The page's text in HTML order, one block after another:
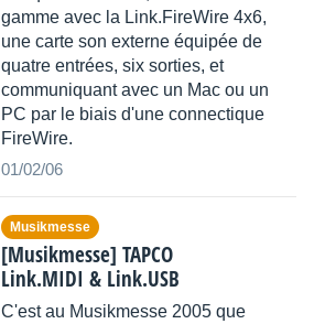
gamme avec la Link.FireWire 4x6,
une carte son externe équipée de
quatre entrées, six sorties, et
communiquant avec un Mac ou un
PC par le biais d'une connectique
FireWire.
01/02/06
Musikmesse
[Musikmesse] TAPCO
Link.MIDI & Link.USB
C'est au Musikmesse 2005 que